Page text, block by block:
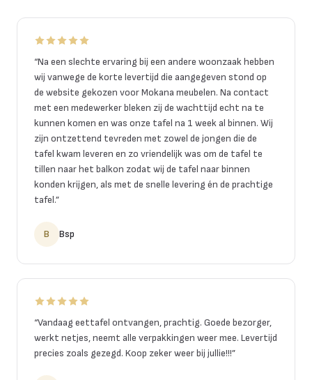
“Na een slechte ervaring bij een andere woonzaak hebben
wij vanwege de korte levertijd die aangegeven stond op
de website gekozen voor Mokana meubelen. Na contact
met een medewerker bleken zij de wachttijd echt na te
kunnen komen en was onze tafel na 1 week al binnen. Wij
zijn ontzettend tevreden met zowel de jongen die de
tafel kwam leveren en zo vriendelijk was om de tafel te
tillen naar het balkon zodat wij de tafel naar binnen
konden krijgen, als met de snelle levering én de prachtige
tafel.”
B Bsp
“Vandaag eettafel ontvangen, prachtig. Goede bezorger,
werkt netjes, neemt alle verpakkingen weer mee. Levertijd
precies zoals gezegd. Koop zeker weer bij jullie!!!”